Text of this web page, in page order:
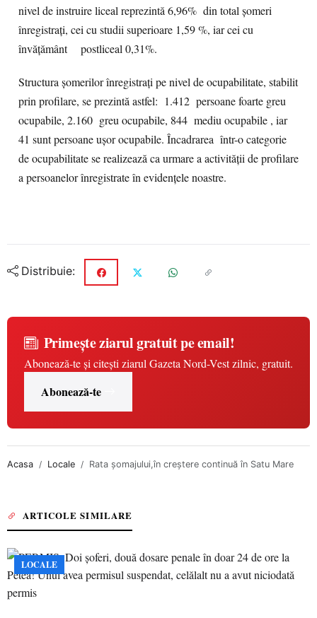
nivel de instruire liceal reprezintă 6,96% din total șomeri
înregistrați, cei cu studii superioare 1,59 %, iar cei cu
învățământ postliceal 0,31%.
Structura șomerilor înregistrați pe nivel de ocupabilitate, stabilit
prin profilare, se prezintă astfel: 1.412 persoane foarte greu
ocupabile, 2.160 greu ocupabile, 844 mediu ocupabile , iar
41 sunt persoane ușor ocupabile. Încadrarea într-o categorie
de ocupabilitate se realizează ca urmare a activităţii de profilare
a persoanelor înregistrate în evidenţele noastre.
Distribuie:
Primește ziarul gratuit pe email!
Abonează-te și citești ziarul Gazeta Nord-Vest zilnic, gratuit.
Abonează-te
Acasa Locale Rata șomajului,în creștere continuă în Satu Mare
ARTICOLE SIMILARE
LOCALE